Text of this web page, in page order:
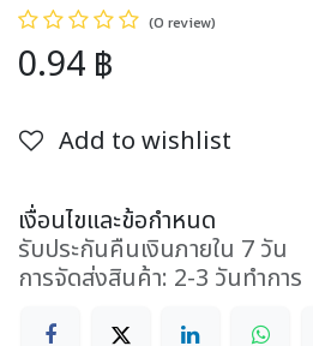
(0 review)
0.94 ฿
Add to wishlist
เงื่อนไขและข้อกำหนด
รับประกันคืนเงินภายใน 7 วัน
การจัดส่งสินค้า: 2-3 วันทำการ